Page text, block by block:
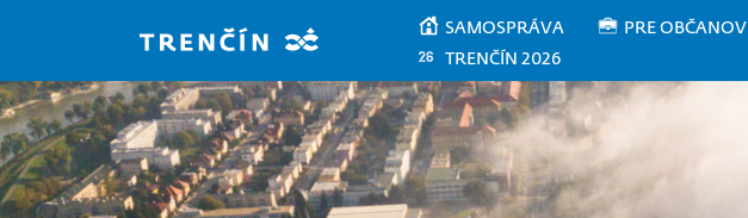
SAMOSPRÁVA PRE OBČANOV
TRENČÍN 2026